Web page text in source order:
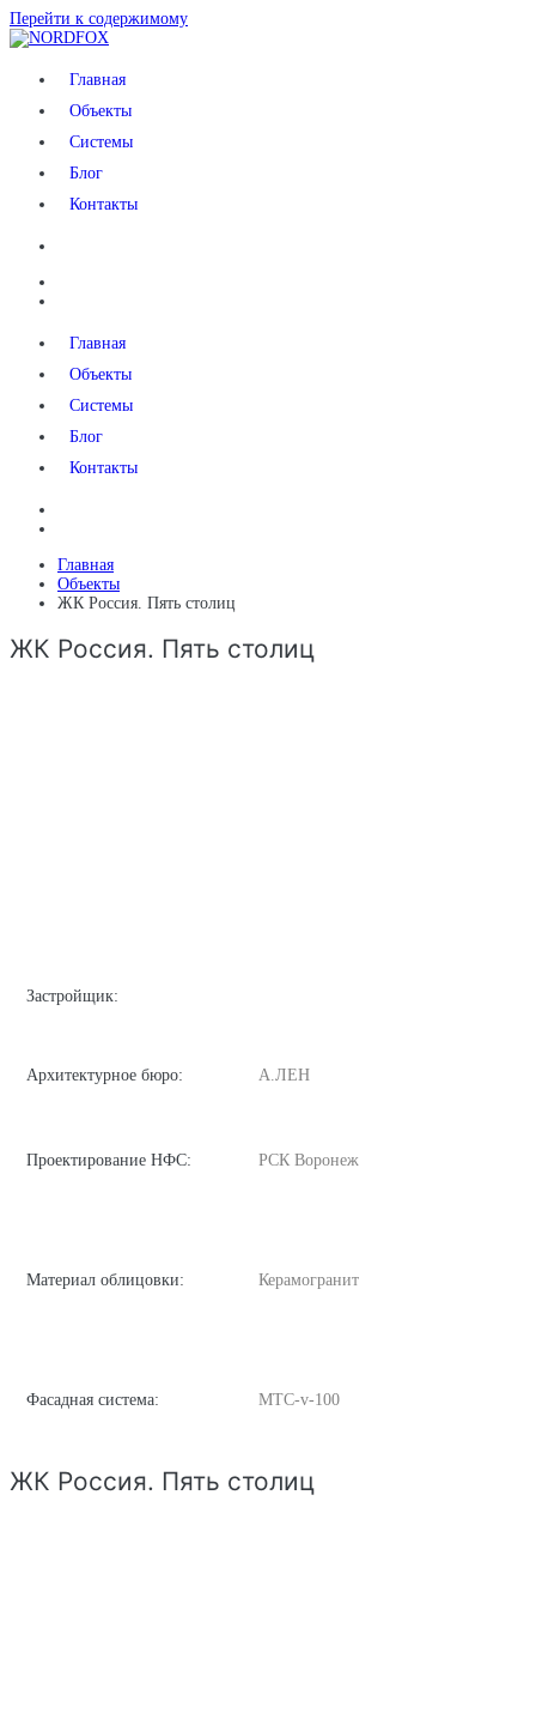
Перейти к содержимому
NORDFOXГлавная
Объекты
Системы
Блог
Контакты
Главная
Объекты
Системы
Блог
Контакты
Главная
Объекты
ЖК Россия. Пять столиц
ЖК Россия. Пять столиц
Застройщик:
Архитектурное бюро: А.ЛЕН
Проектирование НФС: РСК Воронеж
Материал облицовки: Керамогранит
Фасадная система: MTC-v-100
ЖК Россия. Пять столиц